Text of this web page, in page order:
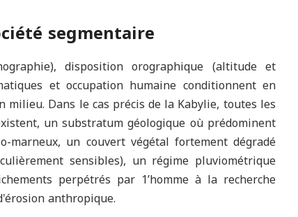
segmentaire
disposition orographique (altitude et
et occupation humaine conditionnent en
Dans le cas précis de la Kabylie, toutes les
un substratum géologique où prédominent
marneux, un couvert végétal fortement dégradé
sensibles), un régime pluviométrique
perpétrés par 1’homme à la recherche
anthropique.